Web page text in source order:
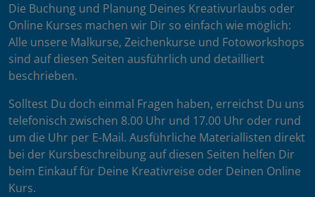
Die Buchung und Planung Deines Kreativurlaubs oder
Online Kurses machen wir Dir so einfach wie möglich:
Alle unsere Malkurse, Zeichenkurse und Fotoworkshops
sind auf diesen Seiten ausführlich und detailliert
beschrieben.
Solltest Du doch einmal Fragen haben, erreichst Du uns
telefonisch zwischen 8.00 Uhr und 17.00 Uhr oder rund
um die Uhr per E-Mail. Ausführliche Materiallisten direkt
bei der Kursbeschreibung auf diesen Seiten helfen Dir
beim Einkauf für Deine Kreativreise oder Deinen Online
Kurs.